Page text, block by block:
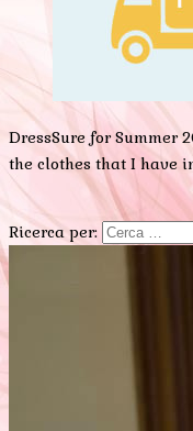
DressSure for Summer
the clothes that I have
Ricerca per: